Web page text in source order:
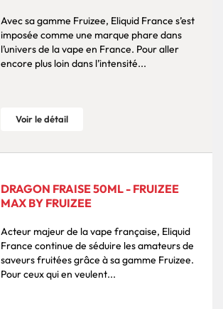
Avec sa gamme Fruizee, Eliquid France s’est
imposée comme une marque phare dans
l’univers de la vape en France. Pour aller
encore plus loin dans l’intensité...
Voir le détail
DRAGON FRAISE 50ML - FRUIZEE
MAX BY FRUIZEE
Acteur majeur de la vape française, Eliquid
France continue de séduire les amateurs de
saveurs fruitées grâce à sa gamme Fruizee.
Pour ceux qui en veulent...